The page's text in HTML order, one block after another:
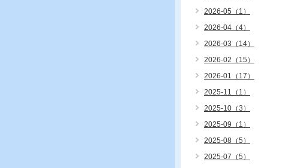
2026-05（1）
2026-04（4）
2026-03（14）
2026-02（15）
2026-01（17）
2025-11（1）
2025-10（3）
2025-09（1）
2025-08（5）
2025-07（5）